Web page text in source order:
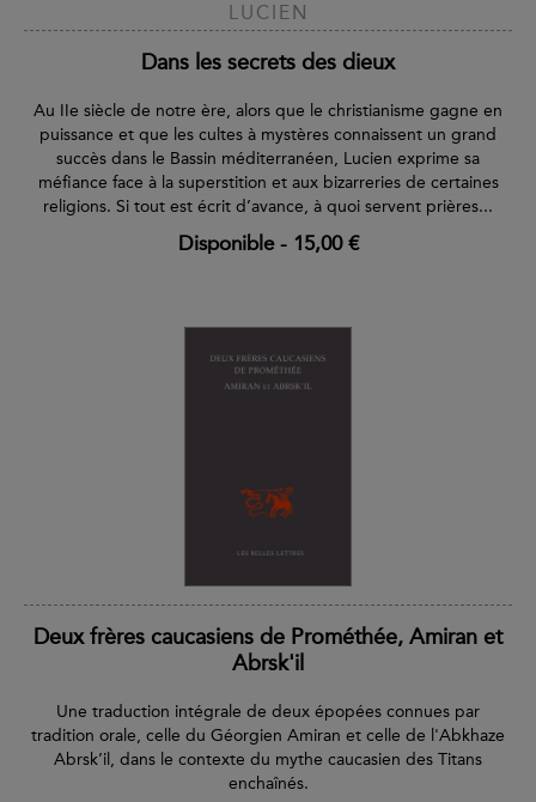
LUCIEN
Dans les secrets des dieux
Au IIe siècle de notre ère, alors que le christianisme gagne en
puissance et que les cultes à mystères connaissent un grand
succès dans le Bassin méditerranéen, Lucien exprime sa
méfiance face à la superstition et aux bizarreries de certaines
religions. Si tout est écrit d’avance, à quoi servent prières...
Disponible- 15,00 €
Deux frères caucasiens de Prométhée, Amiran et
Abrsk'il
Une traduction intégrale de deux épopées connues par
tradition orale, celle du Géorgien Amiran et celle de l'Abkhaze
Abrsk’il, dans le contexte du mythe caucasien des Titans
enchaînés.